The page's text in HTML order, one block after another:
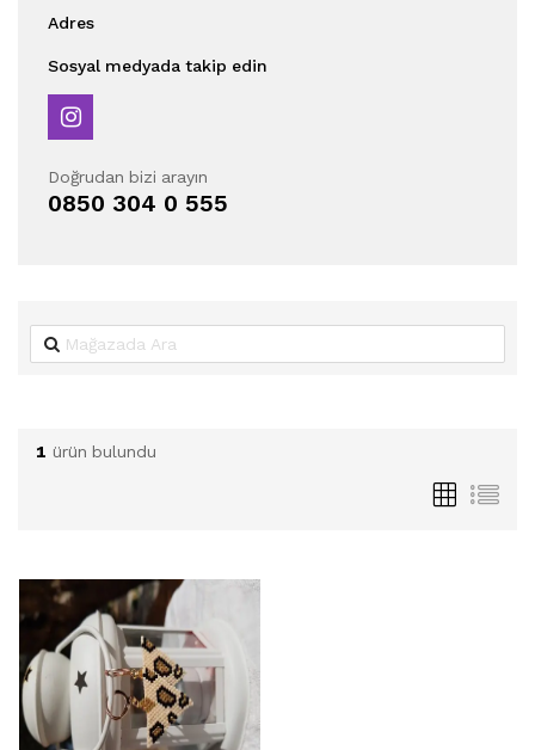
Adres
Sosyal medyada takip edin
Doğrudan bizi arayın
0850 304 0 555
1 ürün bulundu